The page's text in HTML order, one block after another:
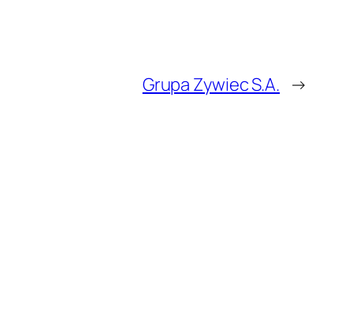
Grupa Zywiec S.A. →